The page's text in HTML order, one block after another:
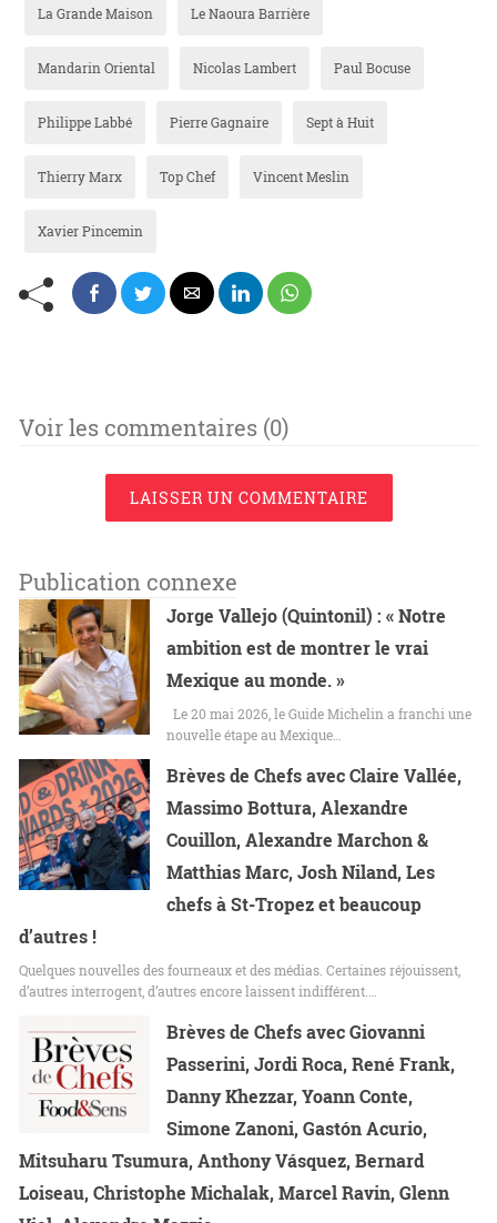
La Grande Maison Le Naoura Barrière
Mandarin Oriental Nicolas Lambert Paul Bocuse
Philippe Labbé Pierre Gagnaire Sept à Huit
Thierry Marx Top Chef Vincent Meslin
Xavier Pincemin
Voir les commentaires (0)
LAISSER UN COMMENTAIRE
Publication connexe
Jorge Vallejo (Quintonil) : « Notre
ambition est de montrer le vrai
Mexique au monde. »
Le 20 mai 2026, le Guide Michelin a franchi une
nouvelle étape au Mexique…
Brèves de Chefs avec Claire Vallée,
Massimo Bottura, Alexandre
Couillon, Alexandre Marchon &
Matthias Marc, Josh Niland, Les
chefs à St-Tropez et beaucoup
d’autres !
Quelques nouvelles des fourneaux et des médias. Certaines réjouissent,
d’autres interrogent, d’autres encore laissent indifférent.…
Brèves de Chefs avec Giovanni
Passerini, Jordi Roca, René Frank,
Danny Khezzar, Yoann Conte,
Simone Zanoni, Gastón Acurio,
Mitsuharu Tsumura, Anthony Vásquez, Bernard
Loiseau, Christophe Michalak, Marcel Ravin, Glenn